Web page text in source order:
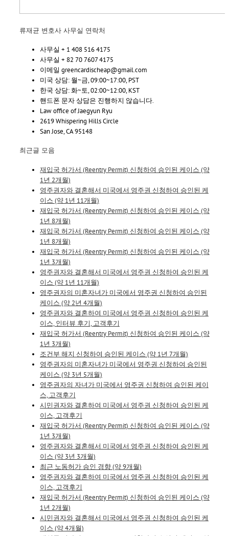
류재균 변호사 사무실 연락처
사무실 + 1 408 516 4175
사무실 + 82 70 7607 4175
이메일 greencardischeap@gmail.com
미국 상담: 월~금, 09:00~17:00, PST
한국 상담: 화~토, 02:00~12:00, KST
핸드폰 문자 상담은 진행하지 않습니다.
Law office of Jaegyun Ryu
2619 Whispering Hills Circle
San Jose, CA 95148
최근글 모음
재입국 허가서 (Reentry Permit) 신청하여 승인된 케이스 (약
1년 2개월)
영주권자와 결혼해서 미국에서 영주권 신청하여 승인된 케
이스 (약 1년 11개월)
재입국 허가서 (Reentry Permit) 신청하여 승인된 케이스 (약
1년 8개월)
재입국 허가서 (Reentry Permit) 신청하여 승인된 케이스 (약
1년 8개월)
재입국 허가서 (Reentry Permit) 신청하여 승인된 케이스 (약
1년 3개월)
영주권자와 결혼해서 미국에서 영주권 신청하여 승인된 케
이스 (약 1년 11개월)
영주권자의 미혼자녀가 미국에서 영주권 신청하여 승인된
케이스 (약 2년 4개월)
영주권자와 결혼하여 미국에서 영주권 신청하여 승인된 케
이스, 인터뷰 후기, 고객후기
재입국 허가서 (Reentry Permit) 신청하여 승인된 케이스 (약
1년 3개월)
조건부 해지 신청하여 승인된 케이스 (약 1년 7개월)
영주권자의 미혼자녀가 미국에서 영주권 신청하여 승인된
케이스 (약 3년 5개월)
영주권자의 자녀가 미국에서 영주권 신청하여 승인된 케이
스, 고객후기
시민권자와 결혼하여 미국에서 영주권 신청하여 승인된 케
이스, 고객후기
재입국 허가서 (Reentry Permit) 신청하여 승인된 케이스 (약
1년 3개월)
영주권자와 결혼해서 미국에서 영주권 신청하여 승인된 케
이스 (약 3년 3개월)
최근 노동허가 승인 경향 (약 9개월)
영주권자와 결혼하여 미국에서 영주권 신청하여 승인된 케
이스, 고객후기
재입국 허가서 (Reentry Permit) 신청하여 승인된 케이스 (약
1년 2개월)
시민권자와 결혼해서 미국에서 영주권 신청하여 승인된 케
이스 (약 4개월)